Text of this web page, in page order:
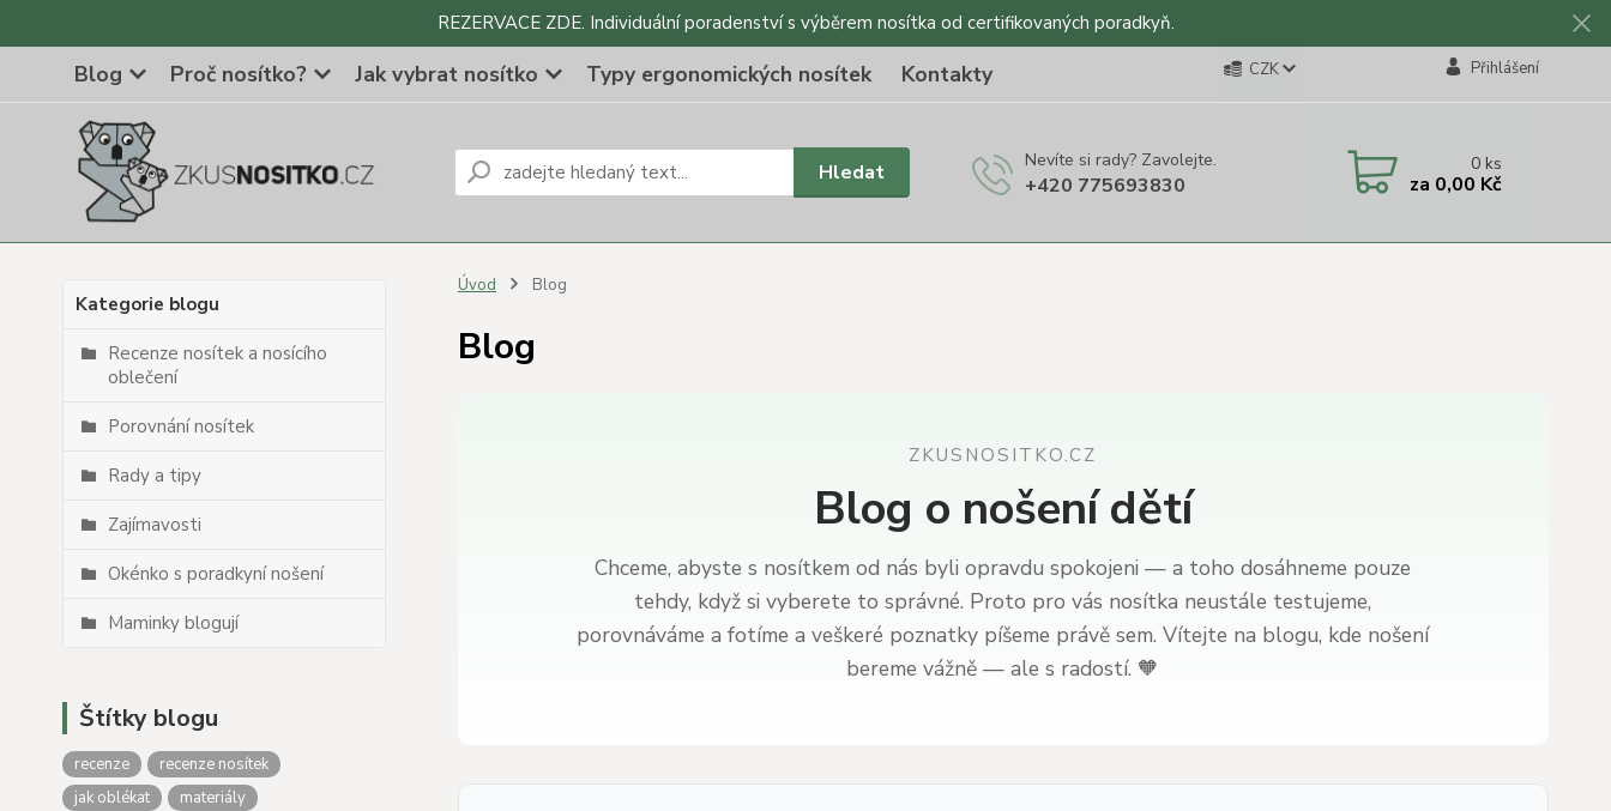
REZERVACE ZDE. Individuální poradenství s výběrem nosítka od certifikovaných poradkyň.
Blog Proč nosítko? Jak vybrat nosítko Typy ergonomických nosítek Kontakty CZK Přihlášení
Hledat Nevíte si rady? Zavolejte.
+420 775693830
0ks
za 0,00 Kč
Kategorie blogu
Recenze nosítek a nosícího
oblečení
Porovnání nosítek
Rady a tipy
Zajímavosti
Okénko s poradkyní nošení
Maminky blogují
Štítky blogu
recenze
recenze nosítek
jak oblékat
materiály
Úvod Blog
Blog
ZKUSNOSITKO.CZ
Blog o nošení dětí
Chceme, abyste s nosítkem od nás byli opravdu spokojeni — a toho dosáhneme pouze
tehdy, když si vyberete to správné. Proto pro vás nosítka neustále testujeme,
porovnáváme a fotíme a veškeré poznatky píšeme právě sem. Vítejte na blogu, kde nošení
bereme vážně — ale s radostí. 🧡